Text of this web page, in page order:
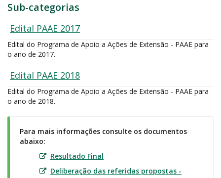
Sub-categorias
Edital PAAE 2017
Edital do Programa de Apoio a Ações de Extensão - PAAE para
o ano de 2017.
Edital PAAE 2018
Edital do Programa de Apoio a Ações de Extensão - PAAE para
o ano de 2018.
Para mais informações consulte os documentos
abaixo:
Resultado Final
Deliberação das referidas propostas -